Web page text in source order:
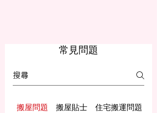
常見問題
搬屋問題 搬屋貼士 住宅搬運問題